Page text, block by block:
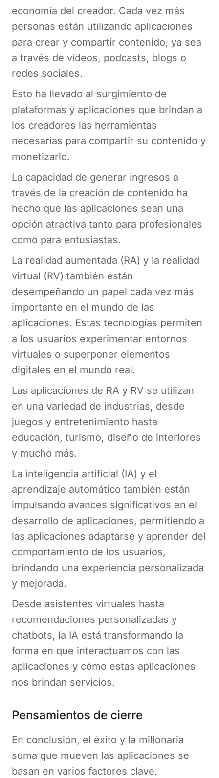
economía del creador. Cada vez más
personas están utilizando aplicaciones
para crear y compartir contenido, ya sea
a través de videos, podcasts, blogs o
redes sociales.
Esto ha llevado al surgimiento de
plataformas y aplicaciones que brindan a
los creadores las herramientas
necesarias para compartir su contenido y
monetizarlo.
La capacidad de generar ingresos a
través de la creación de contenido ha
hecho que las aplicaciones sean una
opción atractiva tanto para profesionales
como para entusiastas.
La realidad aumentada (RA) y la realidad
virtual (RV) también están
desempeñando un papel cada vez más
importante en el mundo de las
aplicaciones. Estas tecnologías permiten
a los usuarios experimentar entornos
virtuales o superponer elementos
digitales en el mundo real.
Las aplicaciones de RA y RV se utilizan
en una variedad de industrias, desde
juegos y entretenimiento hasta
educación, turismo, diseño de interiores
y mucho más.
La inteligencia artificial (IA) y el
aprendizaje automático también están
impulsando avances significativos en el
desarrollo de aplicaciones, permitiendo a
las aplicaciones adaptarse y aprender del
comportamiento de los usuarios,
brindando una experiencia personalizada
y mejorada.
Desde asistentes virtuales hasta
recomendaciones personalizadas y
chatbots, la IA está transformando la
forma en que interactuamos con las
aplicaciones y cómo estas aplicaciones
nos brindan servicios.
Pensamientos de cierre
En conclusión, el éxito y la millonaria
suma que mueven las aplicaciones se
basan en varios factores clave.